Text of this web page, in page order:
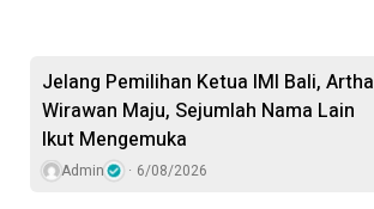
Jelang Pemilihan Ketua IMI Bali, Artha
Wirawan Maju, Sejumlah Nama Lain
Ikut Mengemuka
Admin 6/08/2026